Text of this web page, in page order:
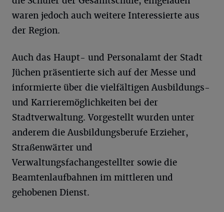
waren jedoch auch weitere Interessierte aus
der Region.
Auch das Haupt- und Personalamt der Stadt
Jüchen präsentierte sich auf der Messe und
informierte über die vielfältigen Ausbildungs-
und Karrieremöglichkeiten bei der
Stadtverwaltung. Vorgestellt wurden unter
anderem die Ausbildungsberufe Erzieher,
Straßenwärter und
Verwaltungsfachangestellter sowie die
Beamtenlaufbahnen im mittleren und
gehobenen Dienst.